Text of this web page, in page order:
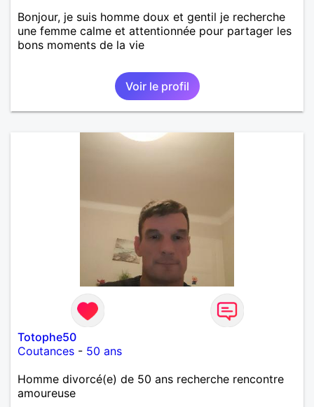
Bonjour, je suis homme doux et gentil je recherche
une femme calme et attentionnée pour partager les
bons moments de la vie
Voir le profil
Totophe50
Coutances - 50 ans
Homme divorcé(e) de 50 ans recherche rencontre
amoureuse